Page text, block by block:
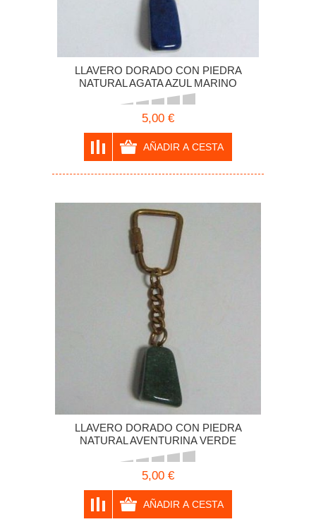
LLAVERO DORADO CON PIEDRA
NATURAL AGATA AZUL MARINO
5,00 €
LLAVERO DORADO CON PIEDRA
NATURAL AVENTURINA VERDE
5,00 €